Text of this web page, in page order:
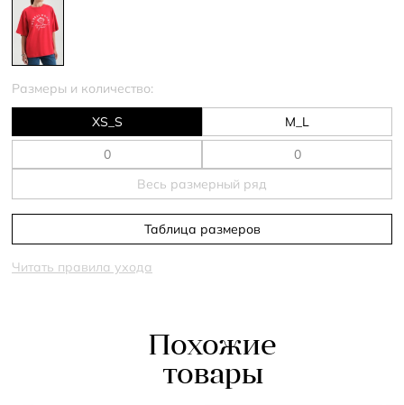
Размеры и количество:
XS_S M_L
Весь размерный ряд
Таблица размеров
Читать правила ухода
Похожие
товары